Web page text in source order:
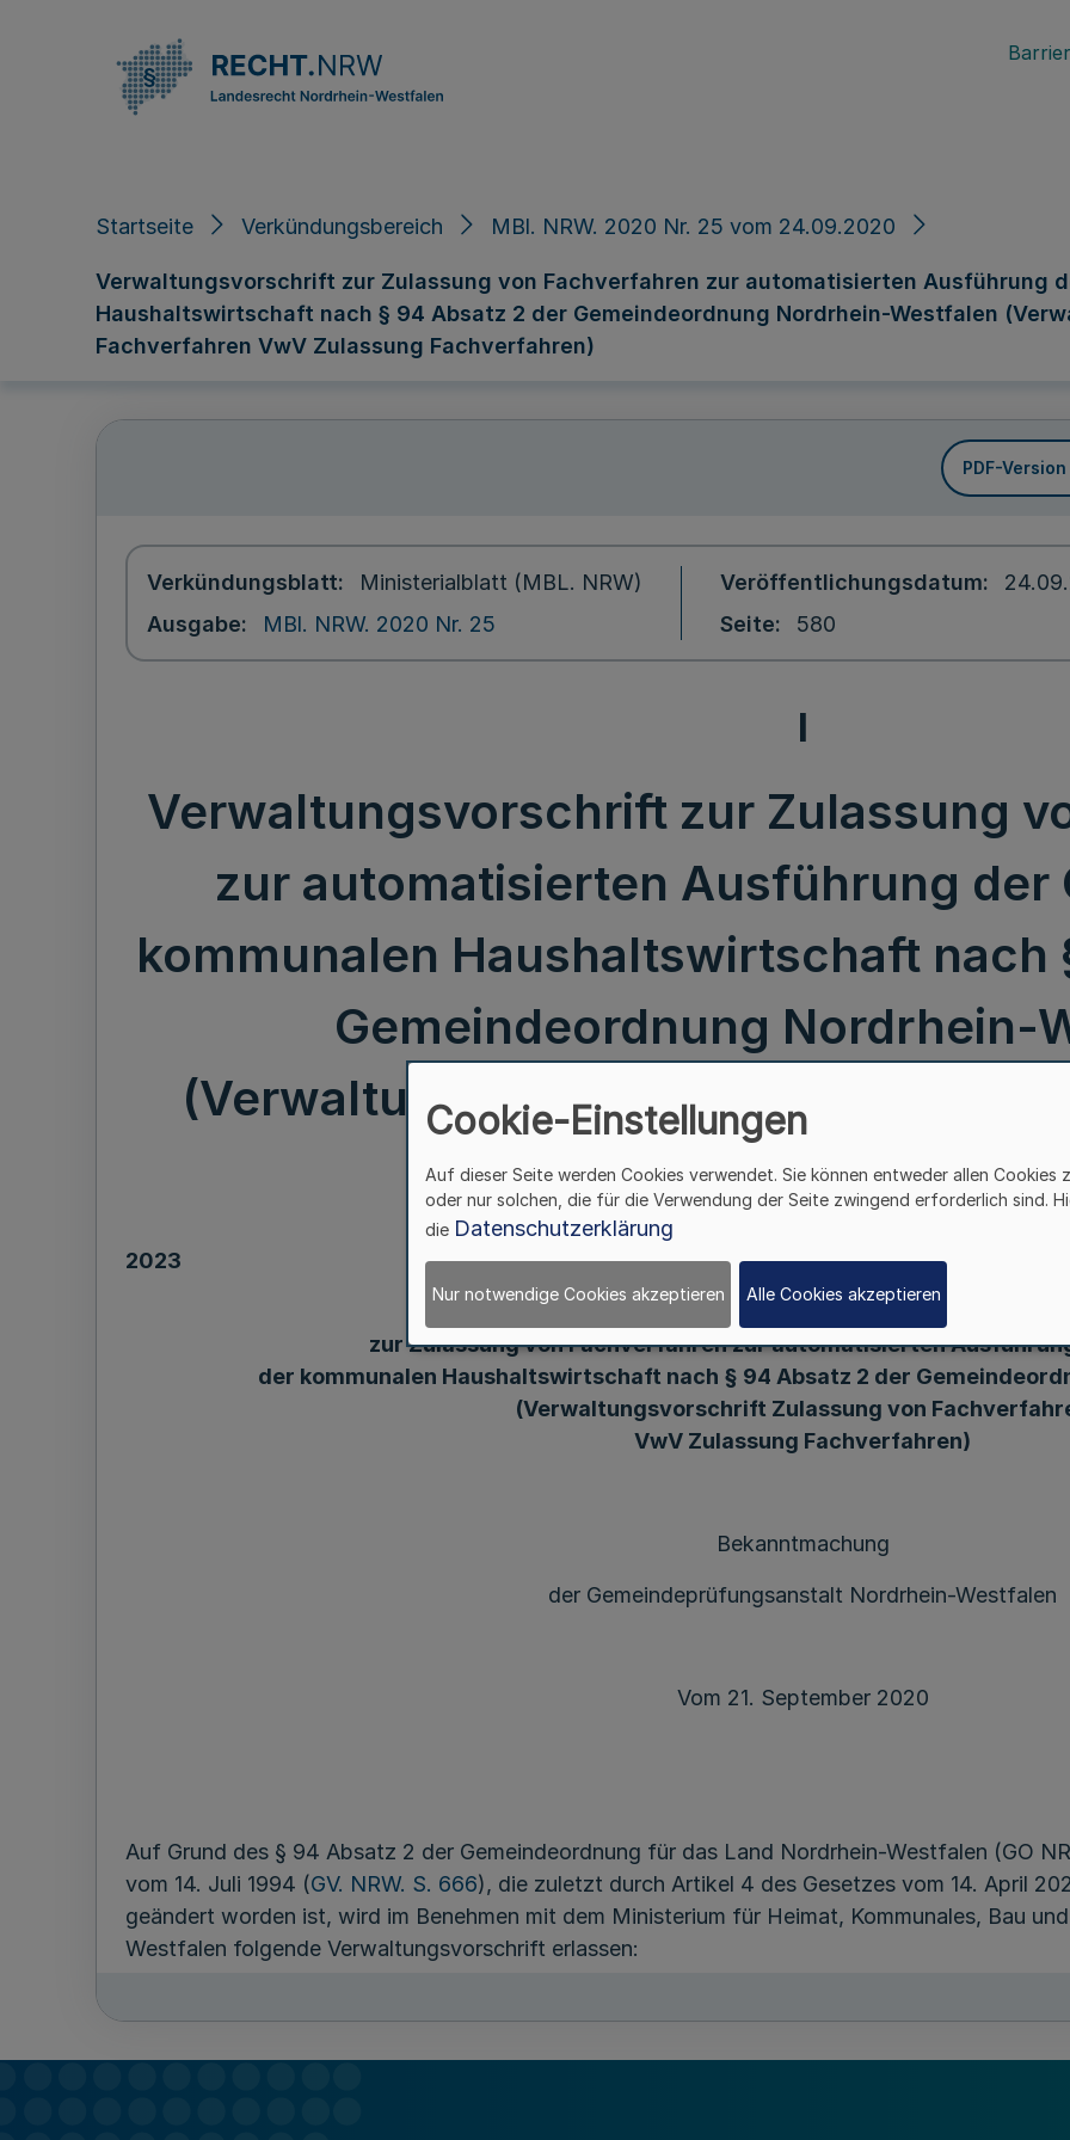
Startseite Verkündungsbereich MBl. NRW. 2020 Nr. 25 vom 24.09.2020
Verwaltungsvorschrift zur Zulassung von Fachverfahren zur automatisierten Ausführung
Haushaltswirtschaft nach § 94 Absatz 2 der Gemeindeordnung Nordrhein-Westfalen
Fachverfahren VwV Zulassung Fachverfahren)
PDF-
Verkündungsblatt
Ministerialblatt (MBL. NRW)
Ausgabe
MBl. NRW. 2020 Nr. 25
Veröffentlichungsdatum
Seite
580
I
Verwaltungsvorschrift zur Zulassung
zur automatisierten Ausführung der
kommunalen Haushaltswirtschaft nach
Gemeindeordnung Nordrhein-
(Verwaltungsvorschrift Zulassung
VwV Zulassung
2023
Verwaltungsvorschrift
zur Zulassung von Fachverfahren zur automatisierten
der kommunalen Haushaltswirtschaft nach § 94 Absatz 2 der
(Verwaltungsvorschrift Zulassung von
VwV Zulassung Fachverfahren)
Bekanntmachung
der Gemeindeprüfungsanstalt Nordrhein-Westfalen
Vom 21. September 2020
Auf Grund des § 94 Absatz 2 der Gemeindeordnung für das Land Nordrhein-Westfalen (GO
vom 14. Juli 1994 (GV. NRW. S. 666), die zuletzt durch Artikel 4 des Gesetzes vom 14. April
geändert worden ist, wird im Benehmen mit dem Ministerium für Heimat, Kommunales, Bau
Westfalen folgende Verwaltungsvorschrift erlassen:
Cookie-Einstellungen
Auf dieser Seite werden Cookies verwendet. Sie können entweder allen Cookies
oder nur solchen, die für die Verwendung der Seite zwingend erforderlich sind.
die Datenschutzerklärung
Nur notwendige Cookies akzeptieren Alle Cookies akzeptieren